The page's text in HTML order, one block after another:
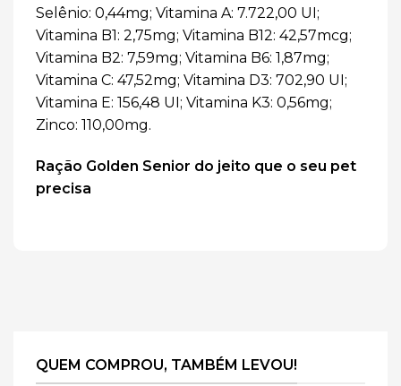
Selênio: 0,44mg; Vitamina A: 7.722,00 UI;
Vitamina B1: 2,75mg; Vitamina B12: 42,57mcg;
Vitamina B2: 7,59mg; Vitamina B6: 1,87mg;
Vitamina C: 47,52mg; Vitamina D3: 702,90 UI;
Vitamina E: 156,48 UI; Vitamina K3: 0,56mg;
Zinco: 110,00mg.
Ração Golden Senior do jeito que o seu pet
precisa
QUEM COMPROU, TAMBÉM LEVOU!